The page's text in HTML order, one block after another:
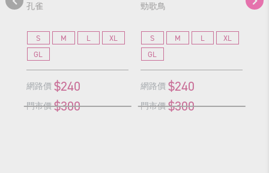
孔雀
S M L
XL
GL
網路價 $240
門市價 $300
勁歌鳥
S M L
XL
GL
網路價 $240
門市價 $300
黑